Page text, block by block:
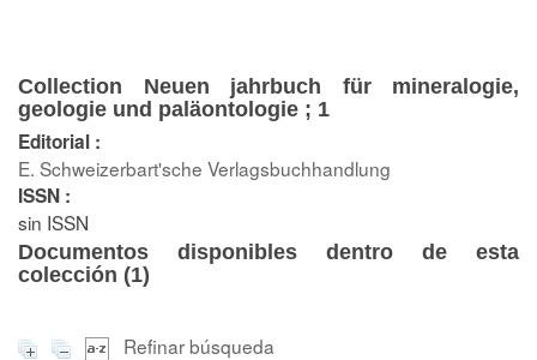
Collection Neuen jahrbuch für mineralogie,
geologie und paläontologie ; 1
Editorial :
E. Schweizerbart'sche Verlagsbuchhandlung
ISSN :
sin ISSN
Documentos disponibles dentro de esta
colección (1)
Refinar búsqueda